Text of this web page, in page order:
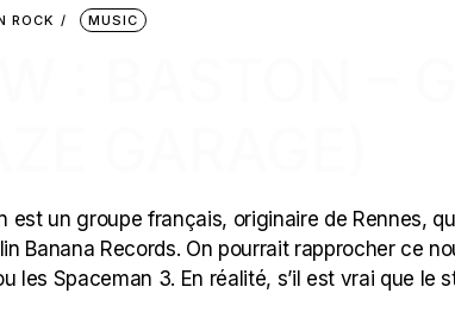
ROCK MUSIC
est un groupe français, originaire de Rennes,
Banana Records. On pourrait rapprocher ce
les Spaceman 3. En réalité, s’il est vrai que le